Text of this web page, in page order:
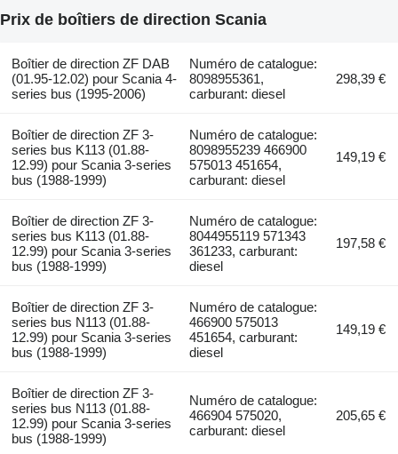
Prix de boîtiers de direction Scania
Boîtier de direction ZF DAB
(01.95-12.02) pour Scania 4-
series bus (1995-2006)
Numéro de catalogue:
8098955361,
carburant: diesel
298,39 €
Boîtier de direction ZF 3-
series bus K113 (01.88-
12.99) pour Scania 3-series
bus (1988-1999)
Numéro de catalogue:
8098955239 466900
575013 451654,
carburant: diesel
149,19 €
Boîtier de direction ZF 3-
series bus K113 (01.88-
12.99) pour Scania 3-series
bus (1988-1999)
Numéro de catalogue:
8044955119 571343
361233, carburant:
diesel
197,58 €
Boîtier de direction ZF 3-
series bus N113 (01.88-
12.99) pour Scania 3-series
bus (1988-1999)
Numéro de catalogue:
466900 575013
451654, carburant:
diesel
149,19 €
Boîtier de direction ZF 3-
series bus N113 (01.88-
12.99) pour Scania 3-series
bus (1988-1999)
Numéro de catalogue:
466904 575020,
carburant: diesel
205,65 €